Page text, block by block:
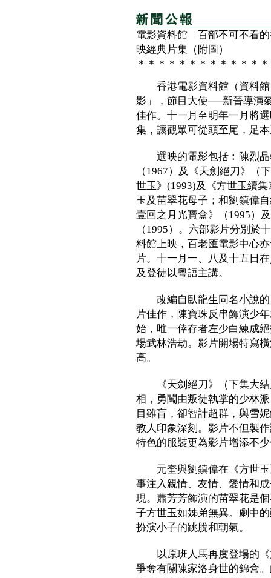
電影資料館「百部不可不看
映經典片集（附圖）
＊＊＊＊＊＊＊＊＊＊＊＊
香港電影資料館（資料館
影」，節目大使──新晉導演
佳作。十一月至明年一月將
集，讓觀眾可從頭至尾，足
選映的電影包括︰陳烈品
（1967）及《天劍絕刀》（
世玉》(1993)及《方世玉續
玉及苗翠花母子；和劉鎮偉
壹回之月光寶盒》（1995）
（1995）。六部影片分別於
料館上映，百老匯電影中心
片。十一月一、八及十五日
及登徒以粵語主講。
改編自臥龍生同名小說的
片佳作，陳寶珠反串飾演少
始，唯一倖存者左少白練成
場武林浩劫。影片開場特寫
高。
《天劍絕刀》（下集大結
相，勇闖由叛徒執掌的少林
目雖盲，卻智計超群，與雪
教人印象深刻。影片不但製
特色的服裝更為影片增添不
元奎與劉鎮偉在《方世玉
事注入親情、友情、愛情和
現。蕭芳芳飾演的苗翠花是
子方世玉如姊弟無異。劇中
扮演小子的跳脫和朝氣。
以原班人馬再度登場的《
爭奪有關陳家洛身世的錦盒